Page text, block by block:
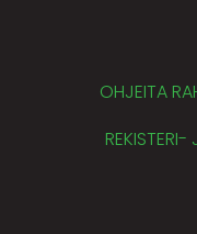
OHJEITA